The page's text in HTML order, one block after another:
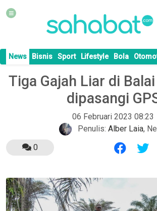
News Bisnis Sport Lifestyle Bola
Tiga Gajah Liar di
dipasangi
06 Februari 2023 08:23
Penulis: Alber Laia,
0